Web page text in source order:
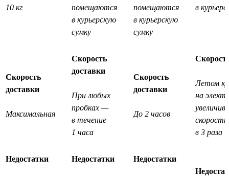
10 кг
помещаются
в курьерскую
сумку
помещаются
в курьерскую
сумку
в
Скорость
доставки
Максимальная
Скорость
доставки
При любых
пробках —
в течение
1 часа
Скорость
доставки
До 2 часов
Летом
на
в 3 раза
Недостатки Недостатки Недостатки